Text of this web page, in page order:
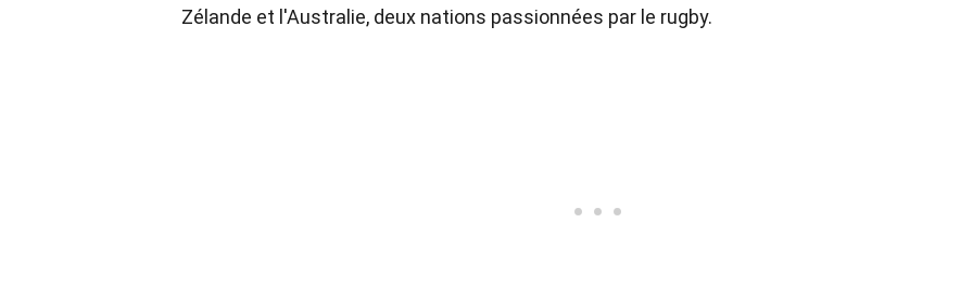
Zélande et l'Australie, deux nations passionnées par le rugby.